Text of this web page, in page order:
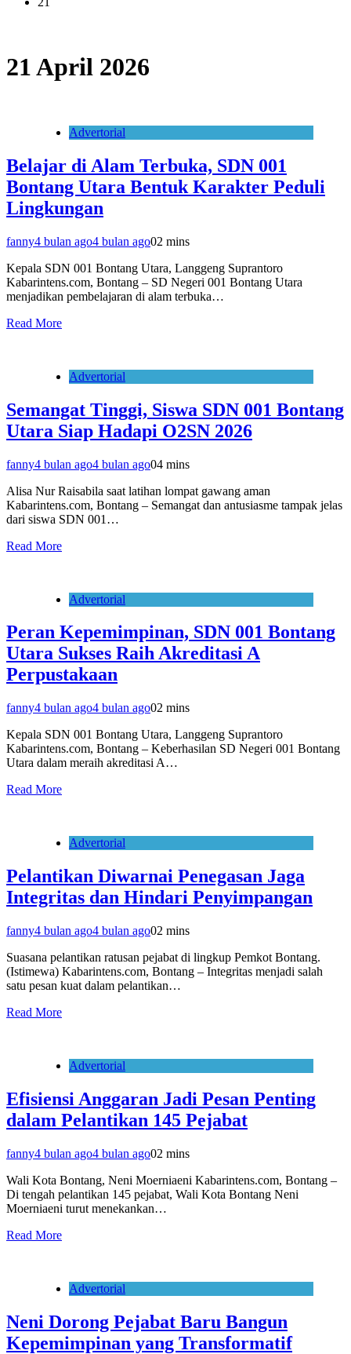
21 April 2026
Advertorial
Belajar di Alam Terbuka, SDN 001
Bontang Utara Bentuk Karakter Peduli
Lingkungan
fanny4 bulan ago4 bulan ago02 mins
Kepala SDN 001 Bontang Utara, Langgeng Suprantoro
Kabarintens.com, Bontang – SD Negeri 001 Bontang Utara
menjadikan pembelajaran di alam terbuka…
Read More
Advertorial
Semangat Tinggi, Siswa SDN 001 Bontang
Utara Siap Hadapi O2SN 2026
fanny4 bulan ago4 bulan ago04 mins
Alisa Nur Raisabila saat latihan lompat gawang aman
Kabarintens.com, Bontang – Semangat dan antusiasme tampak jelas
dari siswa SDN 001…
Read More
Advertorial
Peran Kepemimpinan, SDN 001 Bontang
Utara Sukses Raih Akreditasi A
Perpustakaan
fanny4 bulan ago4 bulan ago02 mins
Kepala SDN 001 Bontang Utara, Langgeng Suprantoro
Kabarintens.com, Bontang – Keberhasilan SD Negeri 001 Bontang
Utara dalam meraih akreditasi A…
Read More
Advertorial
Pelantikan Diwarnai Penegasan Jaga
Integritas dan Hindari Penyimpangan
fanny4 bulan ago4 bulan ago02 mins
Suasana pelantikan ratusan pejabat di lingkup Pemkot Bontang.
(Istimewa) Kabarintens.com, Bontang – Integritas menjadi salah
satu pesan kuat dalam pelantikan…
Read More
Advertorial
Efisiensi Anggaran Jadi Pesan Penting
dalam Pelantikan 145 Pejabat
fanny4 bulan ago4 bulan ago02 mins
Wali Kota Bontang, Neni Moerniaeni Kabarintens.com, Bontang –
Di tengah pelantikan 145 pejabat, Wali Kota Bontang Neni
Moerniaeni turut menekankan…
Read More
Advertorial
Neni Dorong Pejabat Baru Bangun
Kepemimpinan yang Transformatif